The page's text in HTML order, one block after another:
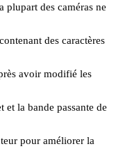
plupart des caméras ne
des caractères
avoir modifié les
la bande passante de
pour améliorer la